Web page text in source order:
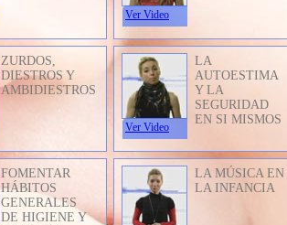
Ver Video
ZURDOS,
DIESTROS Y
AMBIDIESTROS
Ver Video
LA
AUTOESTIMA
Y LA
SEGURIDAD
EN SI MISMOS
FOMENTAR
HÁBITOS
GENERALES
DE HIGIENE Y
LA MÚSICA EN
LA INFANCIA